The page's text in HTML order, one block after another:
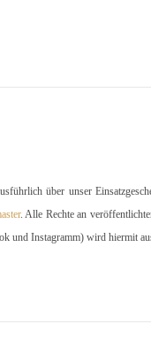
über unser
. Alle Rechte an
und Instagramm) wird hiermit